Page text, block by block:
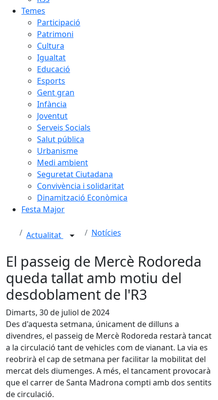
Temes
Participació
Patrimoni
Cultura
Igualtat
Educació
Esports
Gent gran
Infància
Joventut
Serveis Socials
Salut pública
Urbanisme
Medi ambient
Seguretat Ciutadana
Convivència i solidaritat
Dinamització Econòmica
Festa Major
Actualitat Notícies
El passeig de Mercè Rodoreda
queda tallat amb motiu del
desdoblament de l'R3
Dimarts, 30 de juliol de 2024
Des d'aquesta setmana, únicament de dilluns a
divendres, el passeig de Mercè Rodoreda restarà tancat
a la circulació tant de vehicles com de vianant. La via es
reobrirà el cap de setmana per facilitar la mobilitat del
mercat dels diumenges. A més, el tancament provocarà
que el carrer de Santa Madrona compti amb dos sentits
de circulació.